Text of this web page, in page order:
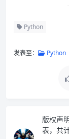
Python
发表至： Python
版权声明
表，共